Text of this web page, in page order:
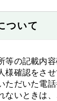
ついて
等の記載内
様確認をさ
ただいた電
ないときは